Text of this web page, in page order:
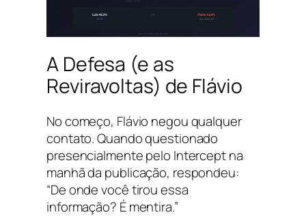
A Defesa (e as
Reviravoltas) de Flávio
No começo, Flávio negou qualquer
contato. Quando questionado
presencialmente pelo Intercept na
manhã da publicação, respondeu:
“De onde você tirou essa
informação? É mentira.”